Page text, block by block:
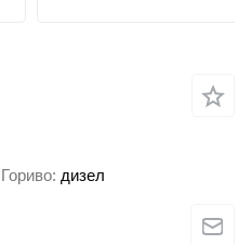
Гориво дизел